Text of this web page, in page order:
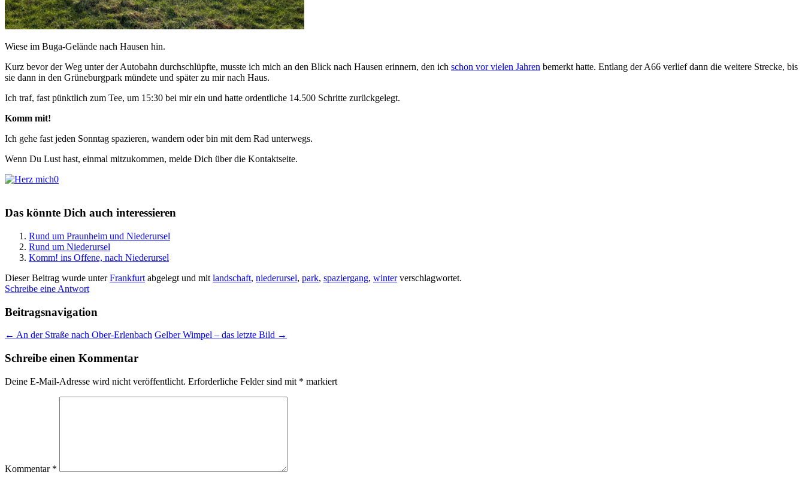
Wiese im Buga-Gelände nach Hausen hin.
Kurz bevor der Weg unter der Autobahn durchschlüpfte, musste ich mich an den Blick nach Hausen erinnern, den ich schon vor vielen Jahren bemerkt hatte. Entlang der A66 verlief dann die weitere Strecke, bis
sie dann in den Grüneburgpark mündete und später zu mir nach Haus.
Ich traf, fast pünktlich zum Tee, um 15:30 bei mir ein und hatte ordentliche 14.500 Schritte zurückgelegt.
Komm mit!
Ich gehe fast jeden Sonntag spazieren, wandern oder bin mit dem Rad unterwegs.
Wenn Du Lust hast, einmal mitzukommen, melde Dich über die Kontaktseite.
0
Das könnte Dich auch interessieren
Rund um Praunheim und Niederursel
Rund um Niederursel
Komm! ins Offene, nach Niederursel
Dieser Beitrag wurde unterFrankfurt abgelegt und mit landschaft, niederursel, park, spaziergang, winterverschlagwortet.
Schreibe eine Antwort
Beitragsnavigation
← An der Straße nach Ober-Erlenbach Gelber Wimpel – das letzte Bild →
Schreibe einen Kommentar
Deine E-Mail-Adresse wird nicht veröffentlicht. Erforderliche Felder sind mit * markiert
Kommentar *